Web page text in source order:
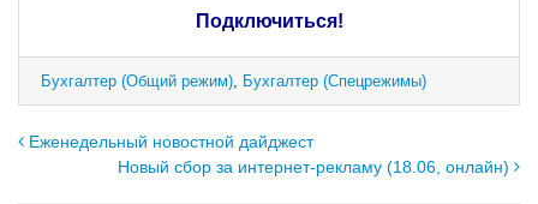
Подключиться!
Бухгалтер (Общий режим), Бухгалтер (Спецрежимы)
Навигация по записям
Еженедельный новостной дайджест
Новый сбор за интернет-рекламу (18.06, онлайн)